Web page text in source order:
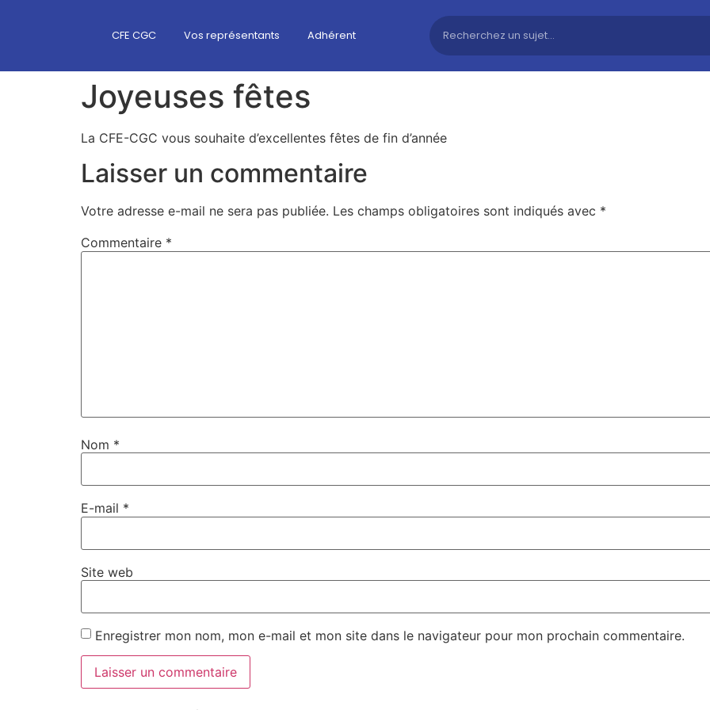
CFE CGC Vos représentants Adhérent
Joyeuses fêtes
La CFE-CGC vous souhaite d’excellentes fêtes de fin d’année
Laisser un commentaire
Votre adresse e-mail ne sera pas publiée. Les champs obligatoires sont indiqués avec *
Commentaire *
Nom *
E-mail *
Site web
Enregistrer mon nom, mon e-mail et mon site dans le navigateur pour mon prochain commentaire.